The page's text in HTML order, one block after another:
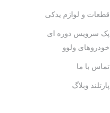
قطعات و لوازم یدکی
پک سرویس دوره ای
خودروهای ولوو
تماس با ما
پارتلند وبلاگ